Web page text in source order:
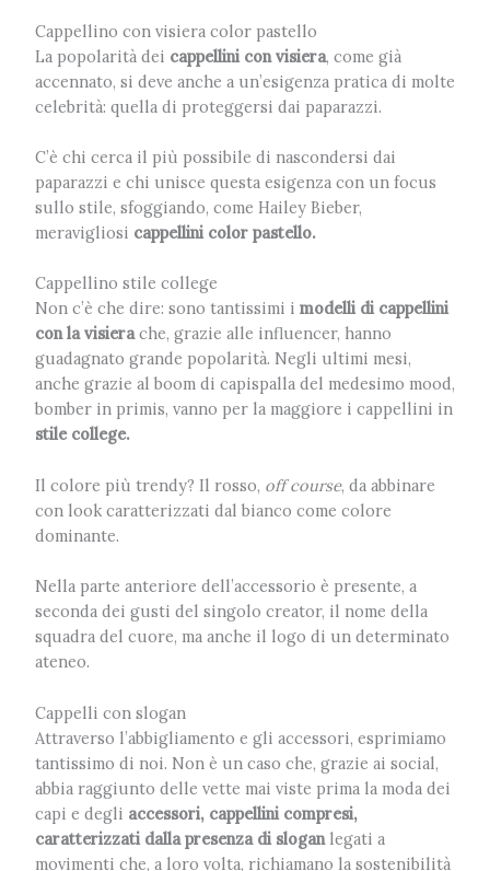
Cappellino con visiera color pastello
La popolarità dei cappellini con visiera, come già
accennato, si deve anche a un’esigenza pratica di molte
celebrità: quella di proteggersi dai paparazzi.
C’è chi cerca il più possibile di nascondersi dai
paparazzi e chi unisce questa esigenza con un focus
sullo stile, sfoggiando, come Hailey Bieber,
meravigliosi cappellini color pastello.
Cappellino stile college
Non c’è che dire: sono tantissimi i modelli di cappellini
con la visierache, grazie alle influencer, hanno
guadagnato grande popolarità. Negli ultimi mesi,
anche grazie al boom di capispalla del medesimo mood,
bomber in primis, vanno per la maggiore i cappellini in
stile college.
Il colore più trendy? Il rosso, off course, da abbinare
con look caratterizzati dal bianco come colore
dominante.
Nella parte anteriore dell’accessorio è presente, a
seconda dei gusti del singolo creator, il nome della
squadra del cuore, ma anche il logo di un determinato
ateneo.
Cappelli con slogan
Attraverso l’abbigliamento e gli accessori, esprimiamo
tantissimo di noi. Non è un caso che, grazie ai social,
abbia raggiunto delle vette mai viste prima la moda dei
capi e degli accessori, cappellini compresi,
caratterizzati dalla presenza di sloganlegati a
movimenti che, a loro volta, richiamano la sostenibilità